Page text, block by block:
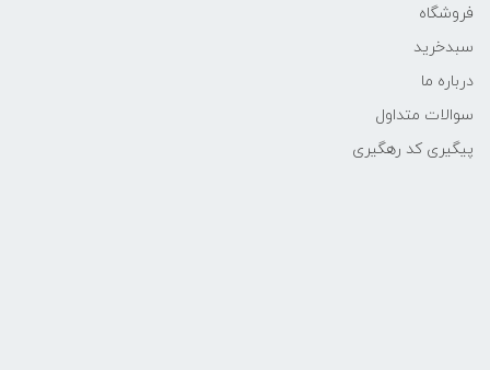
فروشگاه
سبدخرید
درباره ما
سوالات متداول
پیگیری کد رهگیری